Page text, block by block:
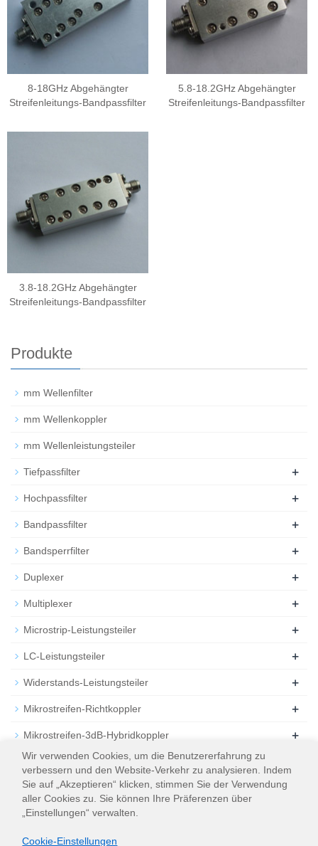
8-18GHz Abgehängter
Streifenleitungs-Bandpassfilter
5.8-18.2GHz Abgehängter
Streifenleitungs-Bandpassfilter
3.8-18.2GHz Abgehängter
Streifenleitungs-Bandpassfilter
Produkte
mm Wellenfilter
mm Wellenkoppler
mm Wellenleistungsteiler
Tiefpassfilter +
Hochpassfilter +
Bandpassfilter +
Bandsperrfilter +
Duplexer +
Multiplexer +
Microstrip-Leistungsteiler +
LC-Leistungsteiler +
Widerstands-Leistungsteiler +
Mikrostreifen-Richtkoppler +
Mikrostreifen-3dB-Hybridkoppler +
Dämpfungsglied
Beendigung
Wir verwenden Cookies, um die Benutzererfahrung zu
verbessern und den Website-Verkehr zu analysieren. Indem
Sie auf „Akzeptieren“ klicken, stimmen Sie der Verwendung
aller Cookies zu. Sie können Ihre Präferenzen über
„Einstellungen“ verwalten.
Cookie-Einstellungen